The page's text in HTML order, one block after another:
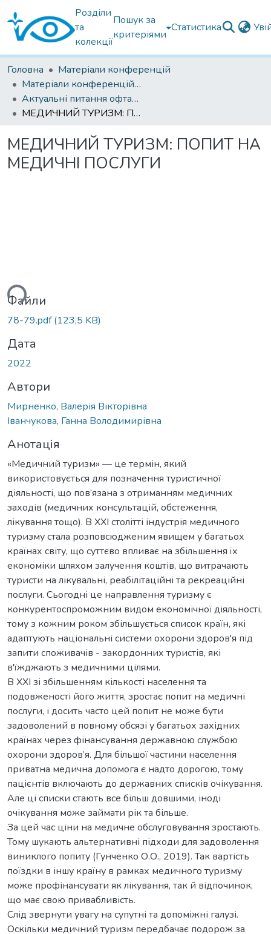
Розділи
та
колекції
Пошук за
критеріями
Статистика
Головна
Матеріали конференцій
Матеріали конференцій Інституту Філатова
Актуальні питання офтальмології 2022
МЕДИЧНИЙ ТУРИЗМ: ПОПИТ НА МЕДИЧНІ ПОСЛУГИ
МЕДИЧНИЙ ТУРИЗМ: ПОПИТ НА
МЕДИЧНІ ПОСЛУГИ
Файли
78-79.pdf(123,5 KB)
Дата
2022
Автори
Мирненко, Валерія Вікторівна
Іванчукова, Ганна Володимирівна
Анотація
«Медичний туризм» — це термін, який
використовується для позначення туристичної
діяльності, що пов’язана з отриманням медичних
заходів (медичних консультацій, обстеження,
лікування тощо). В XXI столітті індустрія медичного
туризму стала розповсюдженим явищем у багатьох
країнах світу, що суттєво впливає на збільшення їх
економіки шляхом залучення коштів, що витрачають
туристи на лікувальні, реабілітаційні та рекреаційні
послуги. Сьогодні це направлення туризму є
конкурентоспроможним видом економічної діяльності,
тому з кожним роком збільшується список країн, які
адаптують національні системи охорони здоров'я під
запити споживачів - закордонних туристів, які
в'їжджають з медичними цілями.
В XXI зі збільшенням кількості населення та
подовженості його життя, зростає попит на медичні
послуги, і досить часто цей попит не може бути
задоволений в повному обсязі у багатьох західних
країнах через фінансування державною службою
охорони здоров’я. Для більшої частини населення
приватна медична допомога є надто дорогою, тому
пацієнтів включають до державних списків очікування.
Але ці списки стають все більш довшими, іноді
очікування може займати рік та більше.
За цей час ціни на медичне обслуговування зростають.
Тому шукають альтернативні підходи для задоволення
виниклого попиту (Гунченко О.О., 2019). Так вартість
поїздки в іншу країну в рамках медичного туризму
може профінансувати як лікування, так й відпочинок,
що має свою привабливість.
Слід звернути увагу на супутні та допоміжні галузі.
Оскільки медичний туризм передбачає подорож за